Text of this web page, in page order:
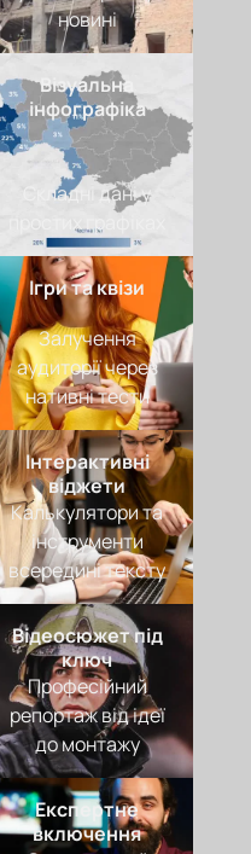
новині
Візуальна
інфографіка
Складні дані у
простих графіках
Ігри та квізи
Залучення
аудиторії через
нативні тести
Інтерактивні
віджети
Калькулятори та
інструменти
всередині тексту
Відеосюжет під
ключ
Професійний
репортаж від ідеї
до монтажу
Експертне
включення